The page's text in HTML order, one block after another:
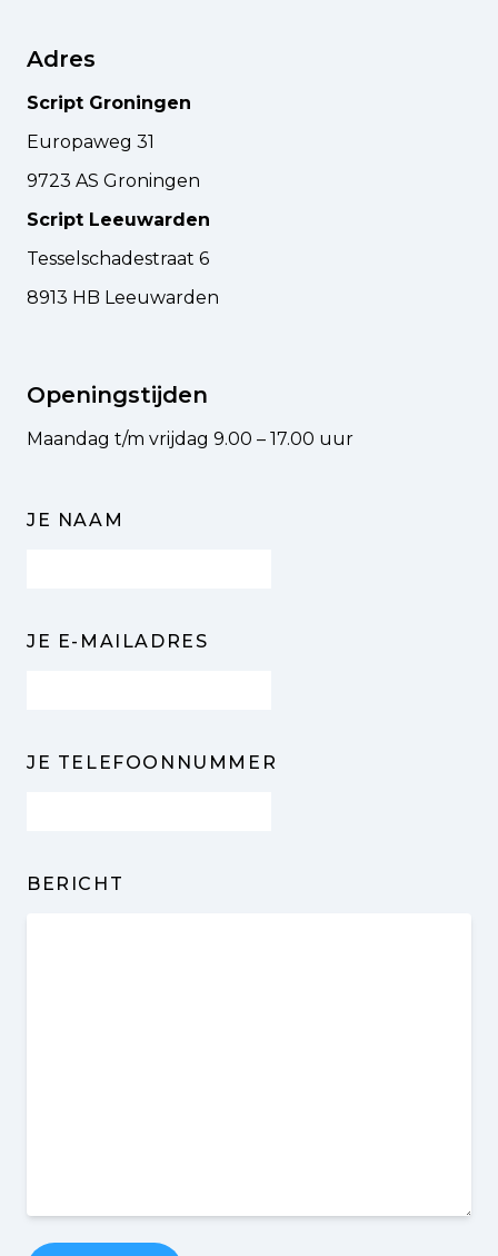
Adres
Script Groningen
Europaweg 31
9723 AS Groningen
Script Leeuwarden
Tesselschadestraat 6
8913 HB Leeuwarden
Openingstijden
Maandag t/m vrijdag 9.00 – 17.00 uur
JE NAAM
JE E-MAILADRES*
JE TELEFOONNUMMER
BERICHT